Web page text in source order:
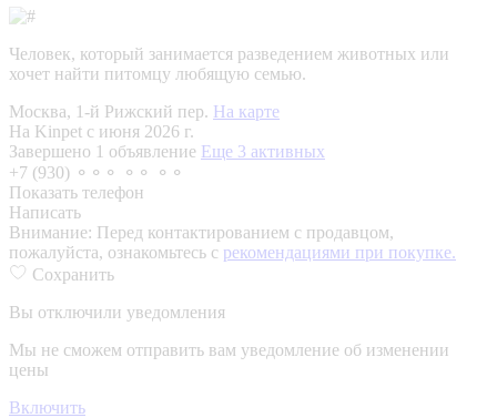
Человек, который занимается разведением животных или
хочет найти питомцу любящую семью.
Москва, 1-й Рижский пер. На карте
На Kinpet c июня 2026 г.
Завершено 1 объявление Еще 3 активных
+7 (930) ⚬⚬⚬ ⚬⚬ ⚬⚬
Показать телефон
Написать
Внимание: Перед контактированием с продавцом,
пожалуйста, ознакомьтесь с рекомендациями при покупке.
Сохранить
Вы отключили уведомления
Мы не сможем отправить вам уведомление об изменении
цены
Включить